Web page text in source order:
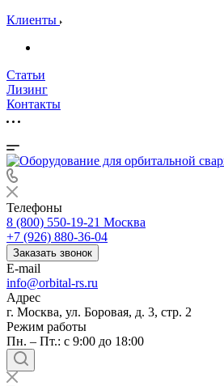
Клиенты
Статьи
Лизинг
Контакты
Телефоны
8 (800) 550-19-21 Москва
+7 (926) 880-36-04
Заказать звонок
E-mail
info@orbital-rs.ru
Адрес
г. Москва, ул. Боровая, д. 3, стр. 2
Режим работы
Пн. – Пт.: с 9:00 до 18:00